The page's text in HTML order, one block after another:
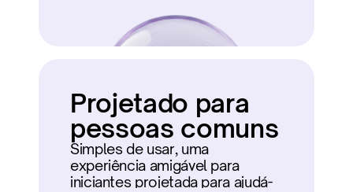
Projetado para
pessoas comuns
Simples de usar, uma
experiência amigável para
iniciantes projetada para ajudá-